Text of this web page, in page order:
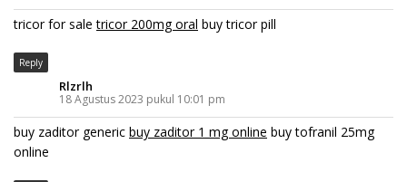
tricor for saletricor 200mg oral buy tricor pill
Reply
Rlzrlh
18 Agustus 2023 pukul 10:01 pm
buy zaditor generic buy zaditor 1 mg online buy tofranil 25mg
online